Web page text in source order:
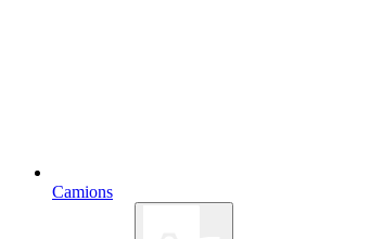
Camions